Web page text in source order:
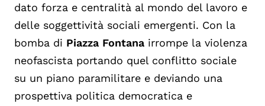
dato forza e centralità al mondo del lavoro e
delle soggettività sociali emergenti. Con la
bomba di Piazza Fontana irrompe la violenza
neofascista portando quel conflitto sociale
su un piano paramilitare e deviando una
prospettiva politica democratica e